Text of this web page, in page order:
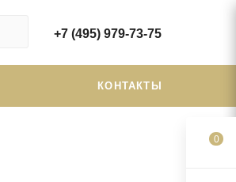
+7 (495) 979-73-75
КОНТАКТЫ
0